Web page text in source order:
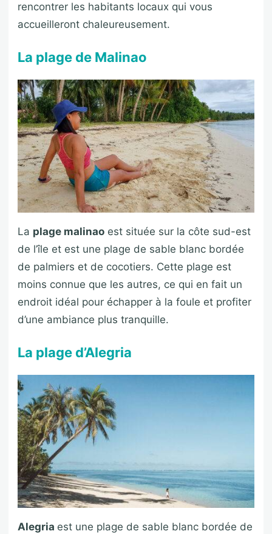
rencontrer les habitants locaux qui vous
accueilleront chaleureusement.
La plage de Malinao
La plage malinao est située sur la côte sud-est
de l’île et est une plage de sable blanc bordée
de palmiers et de cocotiers. Cette plage est
moins connue que les autres, ce qui en fait un
endroit idéal pour échapper à la foule et profiter
d’une ambiance plus tranquille.
La plage d’Alegria
Alegria est une plage de sable blanc bordée de